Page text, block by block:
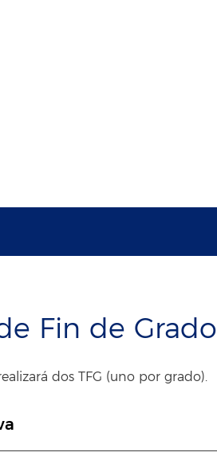
Fin de Grado
dos TFG (uno por grado).